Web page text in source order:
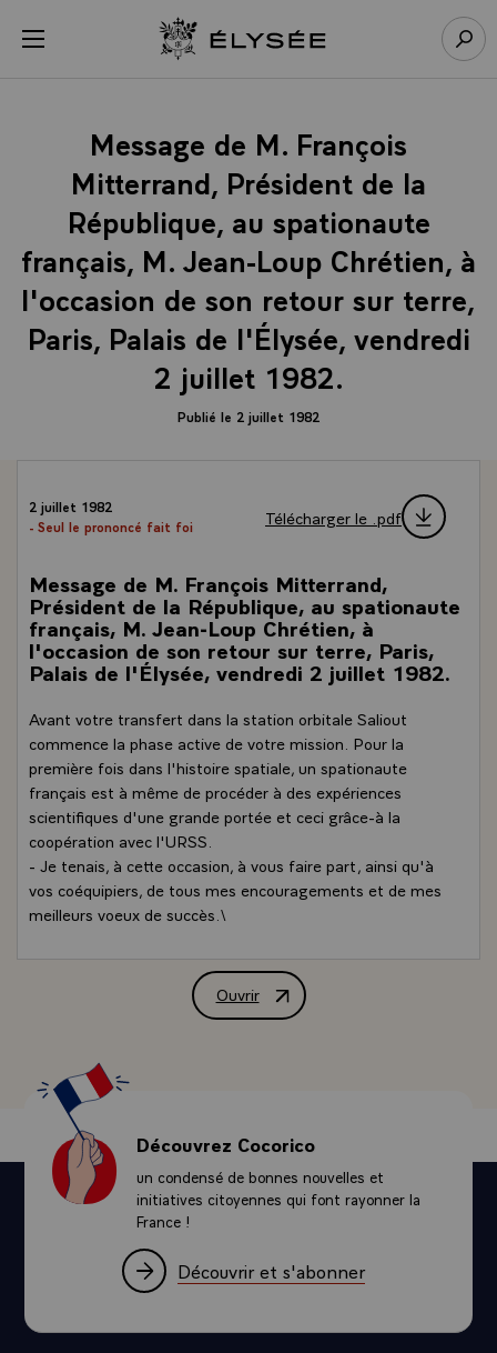
menu Retour à l’accueil Élysée
Message de M. François
Mitterrand, Président de la
République, au spationaute
français, M. Jean-Loup Chrétien, à
l'occasion de son retour sur terre,
Paris, Palais de l'Élysée, vendredi
2 juillet 1982.
Publié le 2 juillet 1982
2 juillet 1982
- Seul le prononcé fait foi
Télécharger le .pdf
Message de M. François Mitterrand,
Président de la République, au spationaute
français, M. Jean-Loup Chrétien, à
l'occasion de son retour sur terre, Paris,
Palais de l'Élysée, vendredi 2 juillet 1982.
Avant votre transfert dans la station orbitale Saliout
commence la phase active de votre mission. Pour la
première fois dans l'histoire spatiale, un spationaute
français est à même de procéder à des expériences
scientifiques d'une grande portée et ceci grâce-à la
coopération avec l'URSS.
- Je tenais, à cette occasion, à vous faire part, ainsi qu'à
vos coéquipiers, de tous mes encouragements et de mes
meilleurs voeux de succès.\
Ouvrir
Message de M. François Mitterrand,
Découvrez Cocorico
un condensé de bonnes nouvelles et
initiatives citoyennes qui font rayonner la
France !
Découvrir et s'abonner
Panneau de gestion des cookies